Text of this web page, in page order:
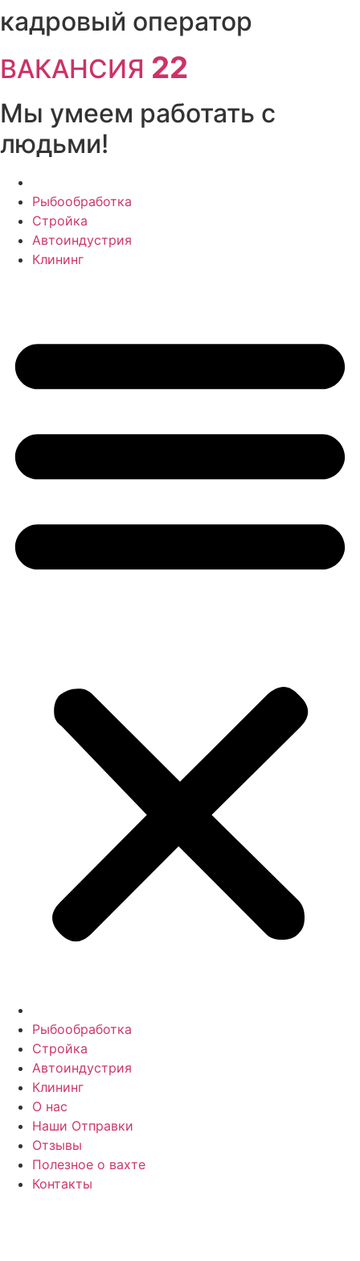
ккадровый оператор
ВАКАНСИЯ 22
Мы умеем работать с
людьми!
Рыбообработка
Стройка
Автоиндустрия
Клининг
Рыбообработка
Стройка
Автоиндустрия
Клининг
О нас
Наши Отправки
Отзывы
Полезное о вахте
Контакты